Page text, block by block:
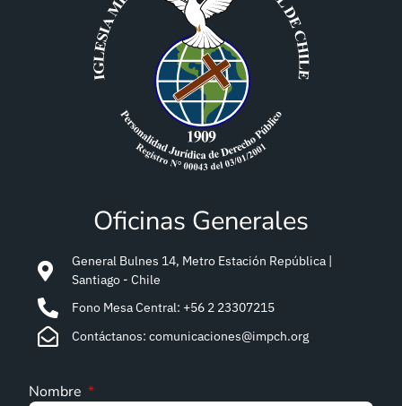
Oficinas Generales
General Bulnes 14, Metro Estación República |
Santiago - Chile
Fono Mesa Central: +56 2 23307215
Contáctanos: comunicaciones@impch.org
Nombre